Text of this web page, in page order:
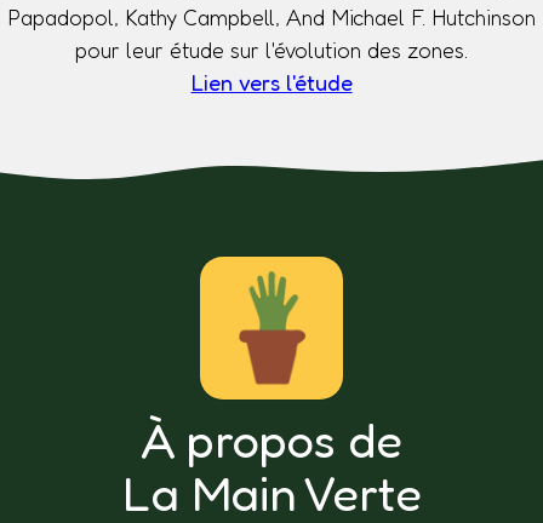
Papadopol, Kathy Campbell, And Michael F. Hutchinson
pour leur étude sur l'évolution des zones.
Lien vers l'étude
À propos de
La Main Verte